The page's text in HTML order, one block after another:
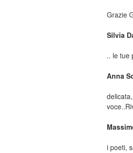
Grazie
Silvia
.. le tue
Anna
i poeti,